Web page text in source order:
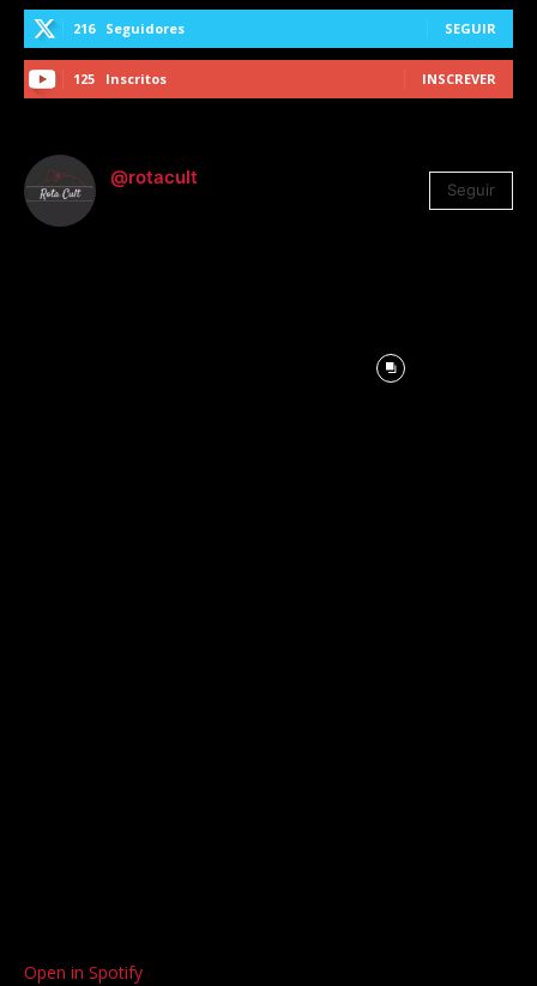
216 Seguidores SEGUIR
125 Inscritos INSCREVER
@rotacult
Seguir
Open in Spotify